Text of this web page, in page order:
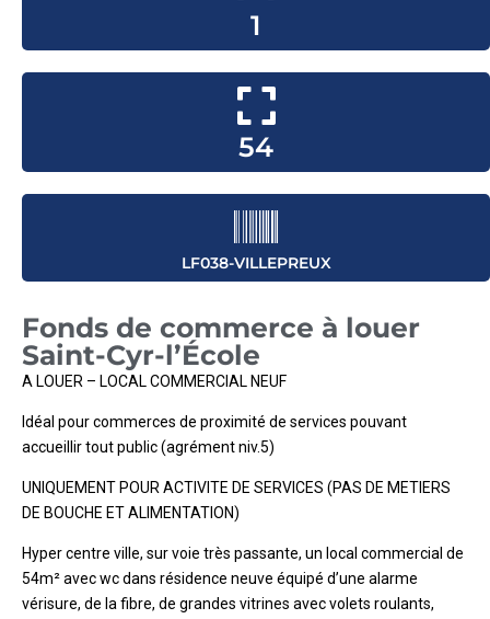
1
54
LF038-VILLEPREUX
Fonds de commerce à louer
Saint-Cyr-l’École
A LOUER – LOCAL COMMERCIAL NEUF
Idéal pour commerces de proximité de services pouvant
accueillir tout public (agrément niv.5)
UNIQUEMENT POUR ACTIVITE DE SERVICES (PAS DE METIERS
DE BOUCHE ET ALIMENTATION)
Hyper centre ville, sur voie très passante, un local commercial de
54m² avec wc dans résidence neuve équipé d’une alarme
vérisure, de la fibre, de grandes vitrines avec volets roulants,